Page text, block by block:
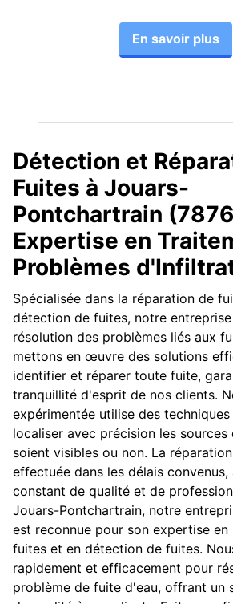
En savoir plus
Détection et
Fuites à Jouars-
Pontchartrain
Expertise en
Problèmes
Spécialisée dans la réparation de
détection de fuites, notre
résolution des problèmes liés aux
mettons en œuvre des solutions
identifier et réparer toute fuite,
tranquillité d'esprit de nos clients.
expérimentée utilise des
localiser avec précision les
soient visibles ou non. La
effectuée dans les délais convenus,
constant de qualité et de
Jouars-Pontchartrain, notre
est reconnue pour son expertise
fuites et en détection de fuites.
rapidement et efficacement pour
problème de fuite d'eau, offrant un